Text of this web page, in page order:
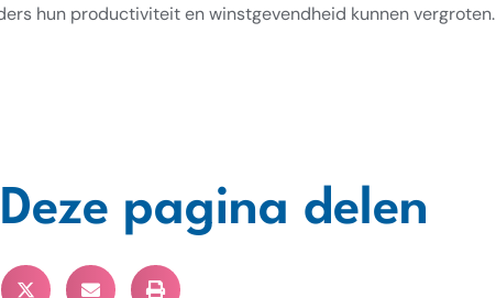
hun productiviteit en winstgevendheid kunnen vergroten.
Deze pagina delen